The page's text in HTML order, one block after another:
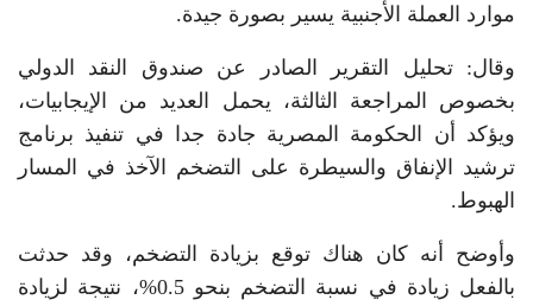
موارد العملة الأجنبية يسير بصورة جيدة.
وقال: تحليل التقرير الصادر عن صندوق النقد الدولي
بخصوص المراجعة الثالثة، يحمل العديد من الإيجابيات،
ويؤكد أن الحكومة المصرية جادة جدا في تنفيذ برنامج
ترشيد الإنفاق والسيطرة على التضخم الآخذ في المسار
الهبوط.
وأوضح أنه كان هناك توقع بزيادة التضخم، وقد حدثت
بالفعل زيادة في نسبة التضخم بنحو 0.5%، نتيجة لزيادة